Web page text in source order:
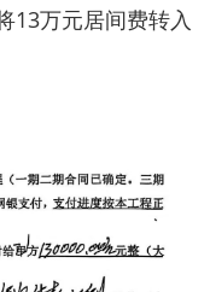
13万元居间费转入